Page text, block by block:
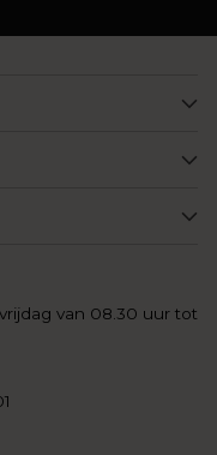
van 08.30 uur tot